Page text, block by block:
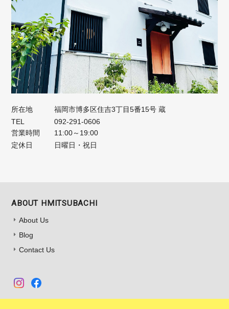
所在地
福岡市博多区住吉3丁目5番15号 蔵
TEL
092-291-0606
営業時間
11:00～19:00
定休日
日曜日・祝日
ABOUT HMITSUBACHI
About Us
Blog
Contact Us